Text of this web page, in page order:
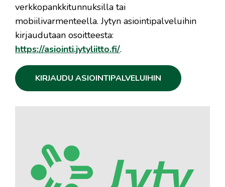
verkkopankkitunnuksilla tai
mobiilivarmenteella. Jytyn asiointipalveluihin
kirjaudutaan osoitteesta:
https://asiointi.jytyliitto.fi/.
KIRJAUDU ASIOINTIPALVELUIHIN